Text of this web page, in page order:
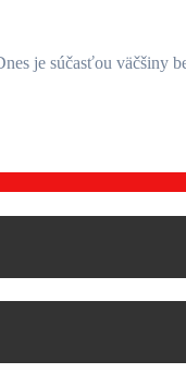
je súčasťou väčšiny